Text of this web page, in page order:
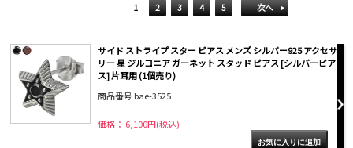
1 2 3 4 5 次へ
サイド ストライプ スター ピアス メンズ シルバー925 アクセサ
リー 星 ジルコニア ガーネット スタッド ピアス [シルバーピア
ス] 片耳用 (1個売り)
商品番号 bae-3525
価格： 6,100円(税込)